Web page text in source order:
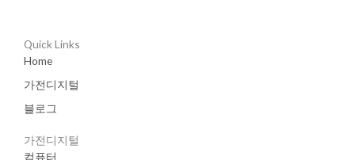
Quick Links
Home
가전디지털
블로그
가전디지털
컴퓨터